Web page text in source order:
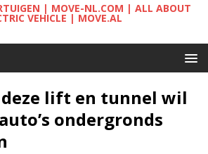
| MOVE-NL.COM | ALL ABOUT
VEHICLE | MOVE.AL
deze lift en tunnel wil
ondergronds